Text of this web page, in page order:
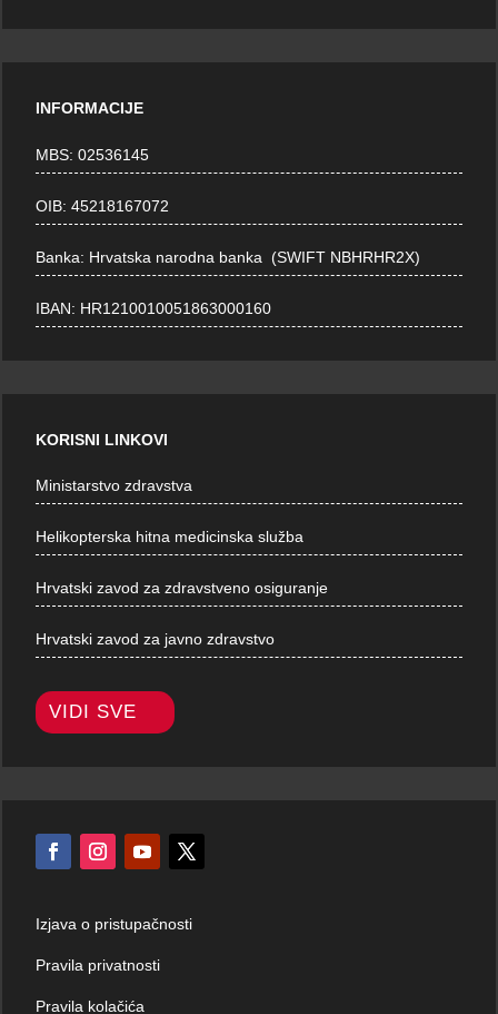
INFORMACIJE
MBS: 02536145
OIB: 45218167072
Banka: Hrvatska narodna banka (SWIFT NBHRHR2X)
IBAN: HR1210010051863000160
KORISNI LINKOVI
Ministarstvo zdravstva
Helikopterska hitna medicinska služba
Hrvatski zavod za zdravstveno osiguranje
Hrvatski zavod za javno zdravstvo
VIDI SVE
Izjava o pristupačnosti
Pravila privatnosti
Pravila kolačića